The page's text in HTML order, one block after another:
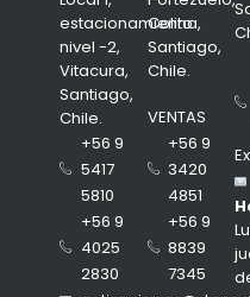
estacionamiento
nivel -2,
Vitacura,
Santiago,
Chile.
+56 9
5417
5810
+56 9
4025
2830
Colina,
Santiago,
Chile.
VENTAS
+56 9
3420
4851
+56 9
8839
7345